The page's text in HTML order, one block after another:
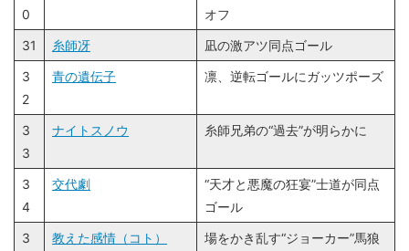
0
オフ
31
糸師冴
凪の激アツ同点ゴール
3
2
青の遺伝子 凛、逆転ゴールにガッツポーズ
3
3
ナイトスノウ 糸師兄弟の“過去”が明らかに
3
4
交代劇
“天才と悪魔の狂宴”士道が同点
ゴール
3
教えた感情（コト）
場をかき乱す“ジョーカー”馬狼